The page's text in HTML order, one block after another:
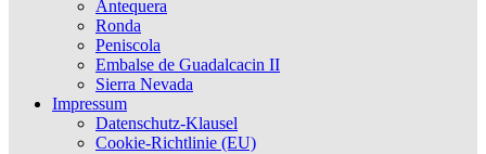
Antequera
Ronda
Peniscola
Embalse de Guadalcacin II
Sierra Nevada
Impressum
Datenschutz-Klausel
Cookie-Richtlinie (EU)